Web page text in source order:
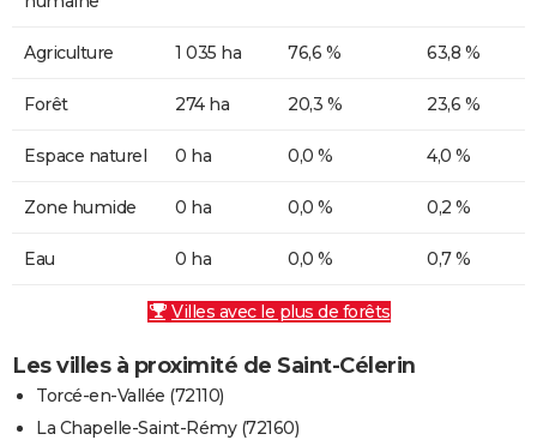
Agriculture 1 035 ha 76,6 % 63,8 %
Forêt 274 ha 20,3 % 23,6 %
Espace naturel 0 ha 0,0 % 4,0 %
Zone humide 0 ha 0,0 % 0,2 %
Eau 0 ha 0,0 % 0,7 %
Villes avec le plus de forêts
Les villes à proximité de Saint-Célerin
Torcé-en-Vallée (72110)
La Chapelle-Saint-Rémy (72160)